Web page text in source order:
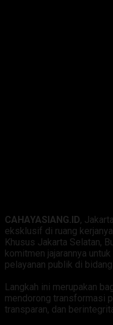
CAHAYASIANG.ID,
eksklusif di ruang
Khusus Jakarta Selatan,
komitmen jajarannya
pelayanan publik di
‎Langkah ini merupakan
mendorong transformasi
transparan, dan